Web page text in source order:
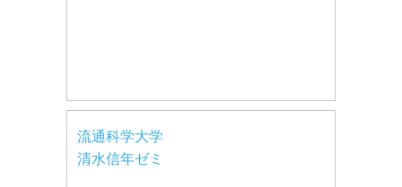
流通科学大学
清水信年ゼミ